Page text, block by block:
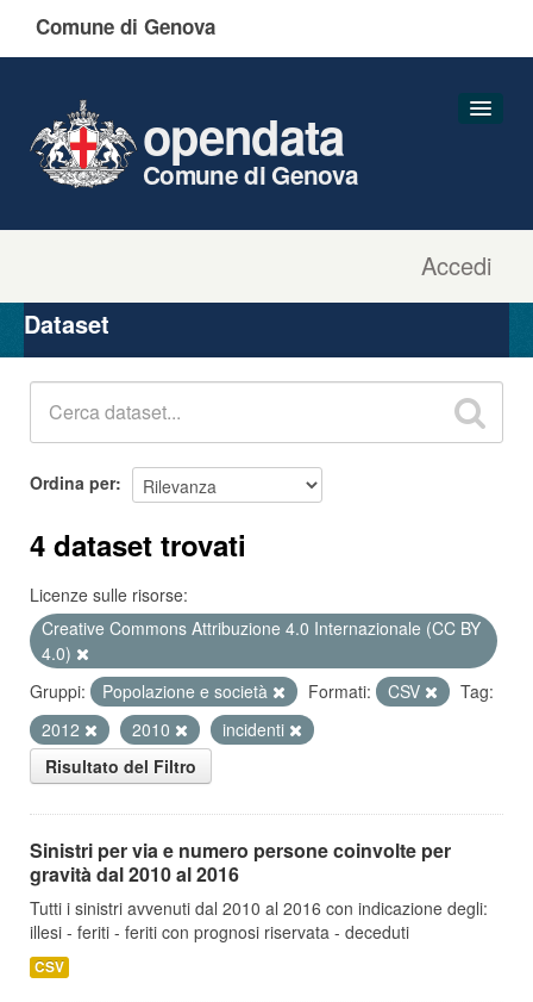
Comune di Genova
Accedi
opendata
Comune di Genova
Organizzazioni
Gruppi
Dataset
Ordina per
4 dataset trovati
Licenze sulle risorse:
Creative Commons Attribuzione 4.0 Internazionale (CC BY
4.0)
Gruppi:
Popolazione e società Formati: CSV
Tag:
2012
2010
incidenti
Risultato del Filtro
Sinistri per via e numero persone coinvolte per
gravità dal 2010 al 2016
Tutti i sinistri avvenuti dal 2010 al 2016 con indicazione degli:
illesi - feriti - feriti con prognosi riservata - deceduti
CSV